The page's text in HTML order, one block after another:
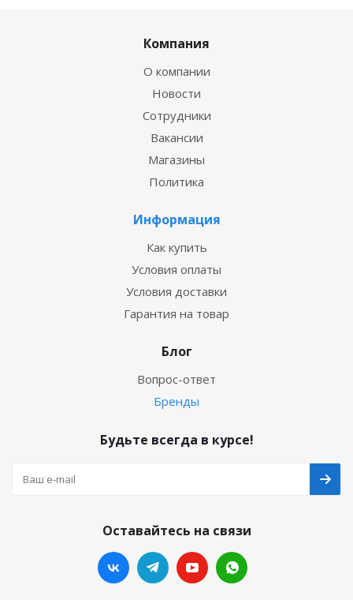
Компания
О компании
Новости
Сотрудники
Вакансии
Магазины
Политика
Информация
Как купить
Условия оплаты
Условия доставки
Гарантия на товар
Блог
Вопрос-ответ
Бренды
Будьте всегда в курсе!
Оставайтесь на связи